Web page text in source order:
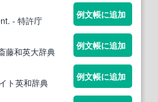
- 特許庁
例文帳に追加
藤和英大辞典
例文帳に追加
ト英和辞典
例文帳に追加